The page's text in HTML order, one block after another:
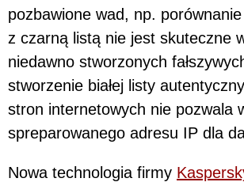
pozbawione wad, np.
z czarną listą nie jest skuteczne
niedawno stworzonych
stworzenie białej listy
stron internetowych nie pozwala
spreparowanego adresu IP dla
Nowa technologia firmy